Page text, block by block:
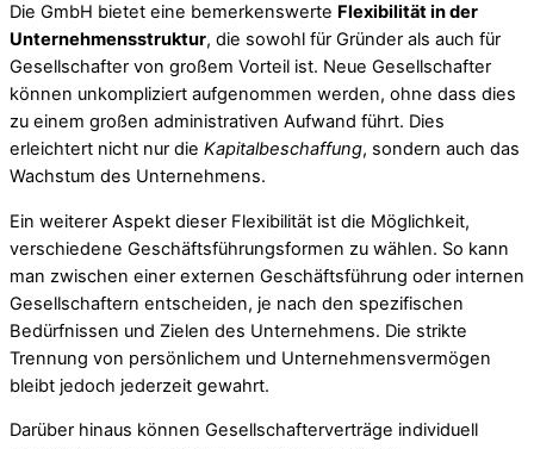
Die GmbH bietet eine bemerkenswerte Flexibilität in der
Unternehmensstruktur, die sowohl für Gründer als auch für
Gesellschafter von großem Vorteil ist. Neue Gesellschafter
können unkompliziert aufgenommen werden, ohne dass dies
zu einem großen administrativen Aufwand führt. Dies
erleichtert nicht nur die Kapitalbeschaffung, sondern auch das
Wachstum des Unternehmens.
Ein weiterer Aspekt dieser Flexibilität ist die Möglichkeit,
verschiedene Geschäftsführungsformen zu wählen. So kann
man zwischen einer externen Geschäftsführung oder internen
Gesellschaftern entscheiden, je nach den spezifischen
Bedürfnissen und Zielen des Unternehmens. Die strikte
Trennung von persönlichem und Unternehmensvermögen
bleibt jedoch jederzeit gewahrt.
Darüber hinaus können Gesellschafterverträge individuell